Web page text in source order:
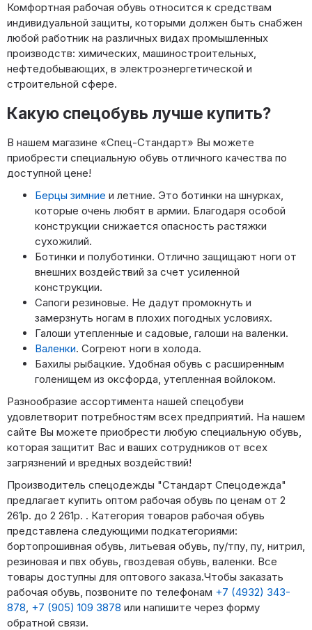
Комфортная рабочая обувь относится к средствам
индивидуальной защиты, которыми должен быть снабжен
любой работник на различных видах промышленных
производств: химических, машиностроительных,
нефтедобывающих, в электроэнергетической и
строительной сфере.
Какую спецобувь лучше купить?
В нашем магазине «Спец-Стандарт» Вы можете
приобрести специальную обувь отличного качества по
доступной цене!
Берцы зимние и летние. Это ботинки на шнурках,
которые очень любят в армии. Благодаря особой
конструкции снижается опасность растяжки
сухожилий.
Ботинки и полуботинки. Отлично защищают ноги от
внешних воздействий за счет усиленной
конструкции.
Сапоги резиновые. Не дадут промокнуть и
замерзнуть ногам в плохих погодных условиях.
Галоши утепленные и садовые, галоши на валенки.
Валенки. Согреют ноги в холода.
Бахилы рыбацкие. Удобная обувь с расширенным
голенищем из оксфорда, утепленная войлоком.
Разнообразие ассортимента нашей спецобуви
удовлетворит потребностям всех предприятий. На нашем
сайте Вы можете приобрести любую специальную обувь,
которая защитит Вас и ваших сотрудников от всех
загрязнений и вредных воздействий!
Производитель спецодежды "Стандарт Спецодежда"
предлагает купить оптом рабочая обувь по ценам от 2
261р. до 2 261р. . Категория товаров рабочая обувь
представлена следующими подкатегориями:
бортопрошивная обувь, литьевая обувь, пу/тпу, пу, нитрил,
резиновая и пвх обувь, гвоздевая обувь, валенки. Все
товары доступны для оптового заказа.Чтобы заказать
рабочая обувь, позвоните по телефонам +7 (4932) 343-
878 +7 (905) 109 3878 или напишите через форму
обратной связи.